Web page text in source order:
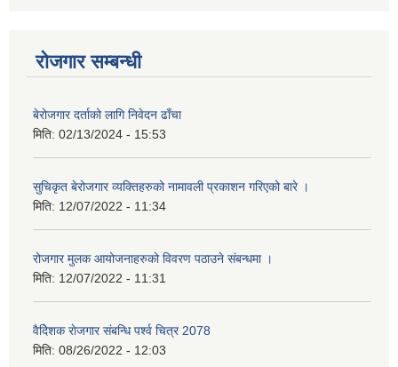
रोजगार सम्बन्धी
बेरोजगार दर्ताको लागि निवेदन ढाँचा
मिति: 02/13/2024 - 15:53
सुचिकृत बेरोजगार व्यक्तिहरुको नामावली प्रकाशन गरिएको बारे ।
मिति: 12/07/2022 - 11:34
रोजगार मुलक आयोजनाहरुको विवरण पठाउने संबन्धमा ।
मिति: 12/07/2022 - 11:31
वैदेिशक राेजगार संबन्धि पर्श्व चित्र 2078
मिति: 08/26/2022 - 12:03